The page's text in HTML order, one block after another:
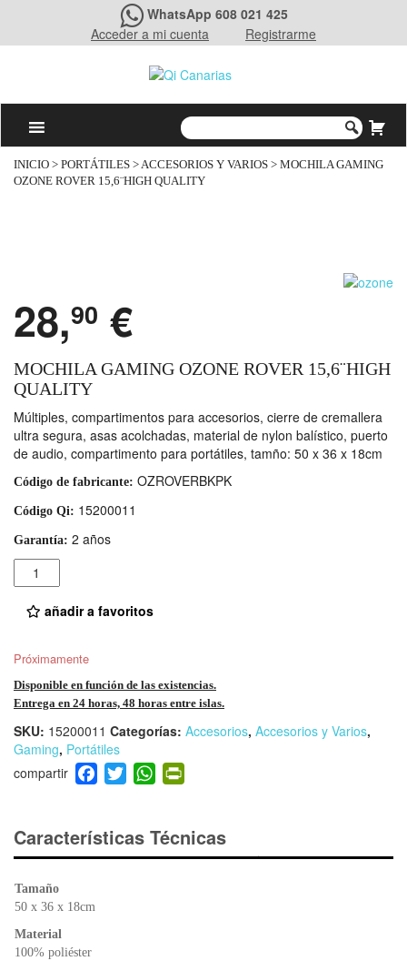
WhatsApp 608 021 425
Acceder a mi cuenta
Registrarme
INICIO > PORTÁTILES >ACCESORIOS Y VARIOS > MOCHILA GAMING
OZONE ROVER 15,6¨HIGH QUALITY
28,90 €
MOCHILA GAMING OZONE ROVER 15,6¨HIGH
QUALITY
Múltiples, compartimentos para accesorios, cierre de cremallera
ultra segura, asas acolchadas, material de nylon balístico, puerto
de audio, compartimento para portátiles, tamño: 50 x 36 x 18cm
Código de fabricante: OZROVERBKPK
Código Qi: 15200011
Garantía: 2 años
Cantidad
añadir a favoritos
Próximamente
Disponible en función de las existencias.
Entrega en 24 horas, 48 horas entre islas.
SKU: 15200011 Categorías: Accesorios, Accesorios y Varios,
Gaming, Portátiles
F
a
e
b
T
wi
er
W
h
s
A
ri
e
Características Técnicas
Tamaño
50 x 36 x 18cm
Material
100% poliéster